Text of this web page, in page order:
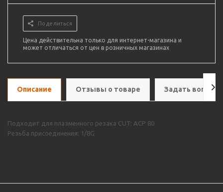
Поделиться
Цена действительна только для интернет-магазина и
может отличаться от цен в розничных магазинах
Описание Отзывы о товаре Задать вопрос
Подходит для плазменного резака CUT: ACP 80
Резьба присоединения: 1/8G